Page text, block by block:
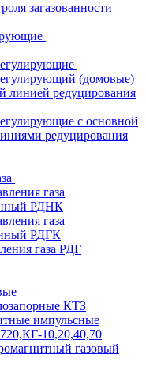
загазованности
(домовые)
редуцирования
с основной
редуцирования
газа
РДНК
газа
РДГК
газа РДГ
КТЗ
импульсные
10,20,40,70
газовый